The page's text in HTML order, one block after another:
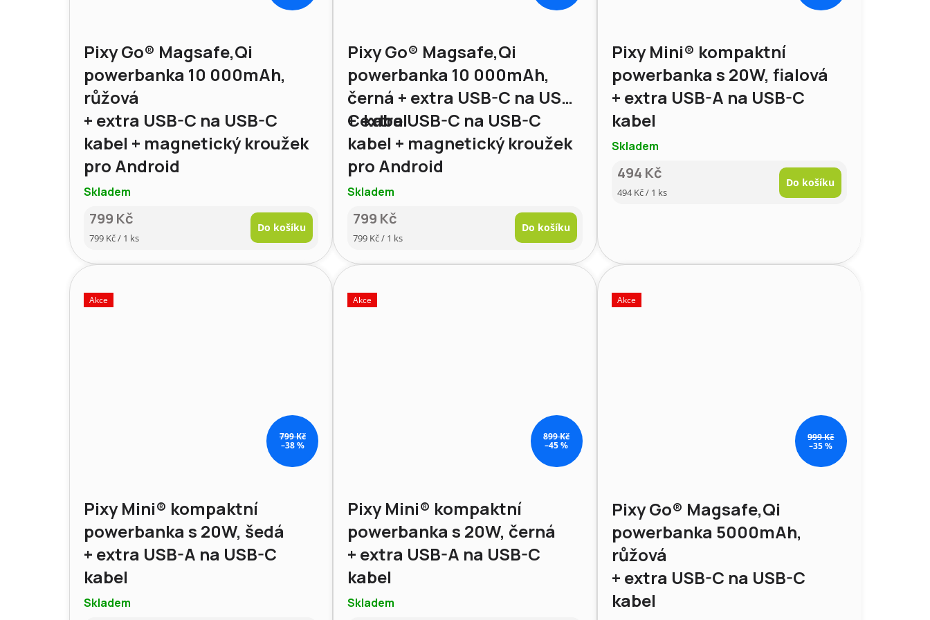
Pixy Go® Magsafe,Qi
powerbanka 10 000mAh,
růžová
+ extra USB-C na USB-C
kabel + magnetický kroužek
pro Android
Skladem
799 Kč
Měrná
799 Kč / 1 ks
Do košíku
Pixy Go® Magsafe,Qi
powerbanka 10 000mAh,
černá + extra USB-C na USB-
C kabel
+ extra USB-C na USB-C
kabel + magnetický kroužek
pro Android
Skladem
799 Kč
Měrná
799 Kč / 1 ks
Do košíku
Pixy Mini® kompaktní
powerbanka s 20W, fialová
+ extra USB-A na USB-C
kabel
Skladem
494 Kč
Měrná
494 Kč / 1 ks
Do košíku
Akce
799 Kč
–38 %
Pixy Mini® kompaktní
powerbanka s 20W, šedá
+ extra USB-A na USB-C
kabel
Skladem
Akce
899 Kč
–45 %
Pixy Mini® kompaktní
powerbanka s 20W, černá
+ extra USB-A na USB-C
kabel
Skladem
Akce
999 Kč
–35 %
Pixy Go® Magsafe,Qi
powerbanka 5000mAh,
růžová
+ extra USB-C na USB-C
kabel